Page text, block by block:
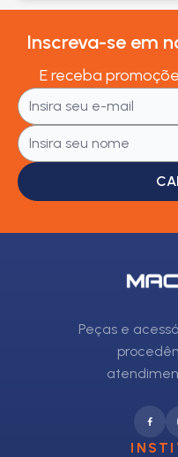
Inscreva-se em
E receba
Peças e